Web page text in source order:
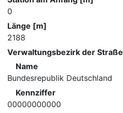
0
Länge [m]
2188
Verwaltungsbezirk der Straße
Name
Bundesrepublik Deutschland
Kennziffer
00000000000